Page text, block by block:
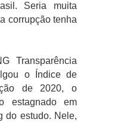
Seria muita
corrupção tenha
Transparência
o Índice de
de 2020, o
estagnado em
do estudo. Nele,